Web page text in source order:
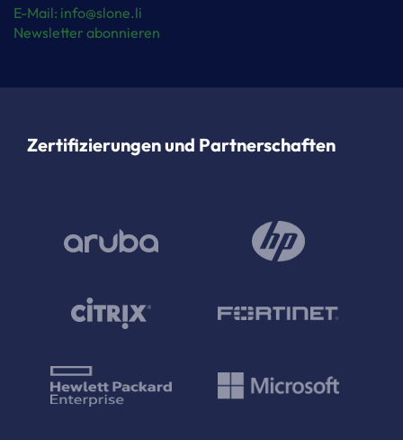
E-Mail: info@slone.li
Newsletter abonnieren
Zertifizierungen und Partnerschaften